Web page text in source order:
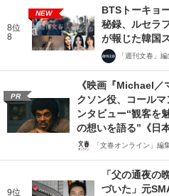
8位
8
NEW
BTSトーキョ
秘録、ルセラ
が報じた韓国
「週刊文春」
PR
《映画『Michael／
クソン役、コール
ンタビュー“観客を
の想いを語る”《日
「文春オンライン」編
9位
「父の通夜の
づいた」元